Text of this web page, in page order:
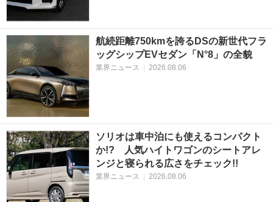
航続距離750kmを誇るDSの新世代フラ
ッグシップEVセダン「N°8」の全貌
業界ニュース | 2026.08.06
ソリオは車中泊にも使えるコンパクト
か!? 人気ハイトワゴンのシートアレ
ンジと寝られる広さをチェック!!
業界ニュース 2026.08.06